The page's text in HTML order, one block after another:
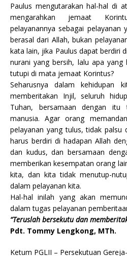
Paulus mengutarakan hal-hal di
mengarahkan jemaat
pelayanannya sebagai pelayanan
berasal dari Allah, bukan
kata lain, jika Paulus dapat berdiri
nurani yang bersih, lalu apa yang
tutupi di mata jemaat Korintus?
Seharusnya dalam kehidupan
memberitakan Injil, seluruh
Tuhan, bersamaan dengan
manusia. Agar orang
pelayanan yang tulus, tidak palsu
harus berdiri di hadapan Allah
dan kudus, dan bersamaan
memberikan kesempatan orang
kita, dan kita tidak menutup-
dalam pelayanan kita.
Hal-hal inilah yang akan
dalam tugas pelayanan
“Teruslah bersekutu dan
Pdt. Tommy Lengkong, MTh.
Ketum PGLII – Persekutuan